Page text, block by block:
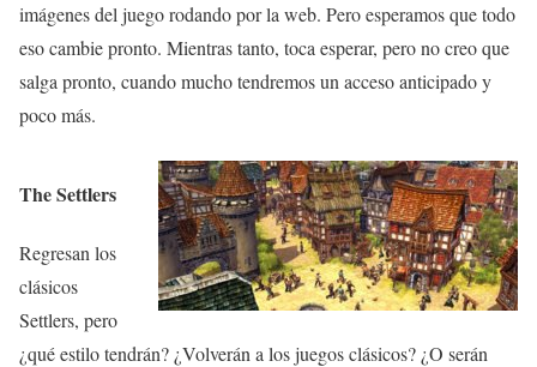
imágenes del juego rodando por la web. Pero esperamos que todo
eso cambie pronto. Mientras tanto, toca esperar, pero no creo que
salga pronto, cuando mucho tendremos un acceso anticipado y
poco más.
The Settlers
Regresan los
clásicos
Settlers, pero
¿qué estilo tendrán? ¿Volverán a los juegos clásicos? ¿O serán